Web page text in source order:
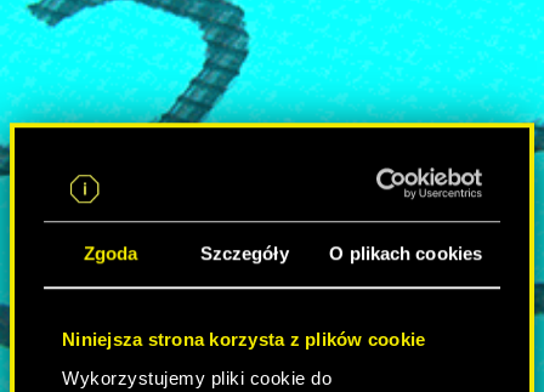
Zgoda Szczegóły O plikach cookies
Niniejsza strona korzysta z plików cookie
Wykorzystujemy pliki cookie do